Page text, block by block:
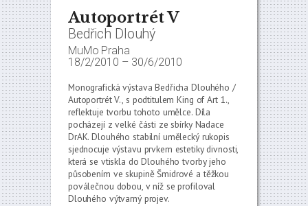
Autoportrét V
Bedřich Dlouhý
MuMo Praha
18/2/2010 – 30/6/2010
Monografická výstava Bedřicha Dlouhého /
Autoportrét V., s podtitulem King of Art 1.,
reflektuje tvorbu tohoto umělce. Díla
pocházejí z velké části ze sbírky Nadace
DrAK. Dlouhého stabilní umělecký rukopis
sjednocuje výstavu prvkem estetiky divnosti,
která se vtiskla do Dlouhého tvorby jeho
působením ve skupině Šmidrové a těžkou
poválečnou dobou, v níž se profiloval
Dlouhého výtvarný projev.